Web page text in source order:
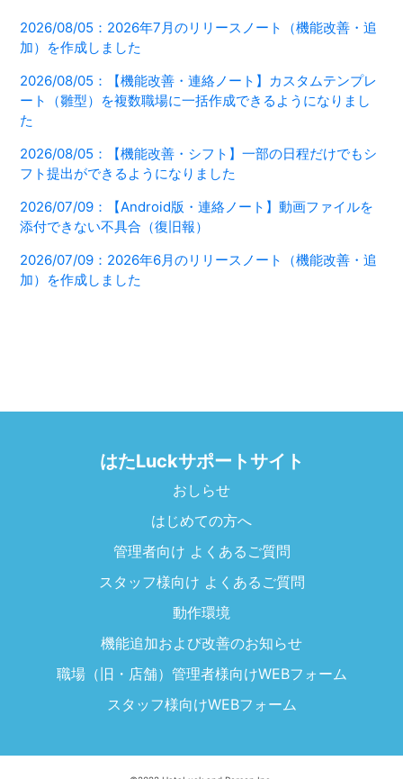
2026/08/05：2026年7月のリリースノート（機能改善・追
加）を作成しました
2026/08/05：【機能改善・連絡ノート】カスタムテンプレ
ート（雛型）を複数職場に一括作成できるようになりまし
た
2026/08/05：【機能改善・シフト】一部の日程だけでもシ
フト提出ができるようになりました
2026/07/09：【Android版・連絡ノート】動画ファイルを
添付できない不具合（復旧報）
2026/07/09：2026年6月のリリースノート（機能改善・追
加）を作成しました
はたLuckサポートサイト
おしらせ
はじめての方へ
管理者向け よくあるご質問
スタッフ様向け よくあるご質問
動作環境
機能追加および改善のお知らせ
職場（旧・店舗）管理者様向けWEBフォーム
スタッフ様向けWEBフォーム